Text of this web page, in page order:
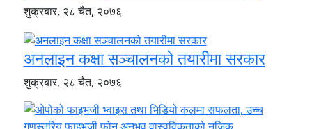
शुक्रबार, २८ चैत, २०७६
अनलाइन कक्षा सञ्चालनको तयारीमा सरकार
शुक्रबार, २८ चैत, २०७६